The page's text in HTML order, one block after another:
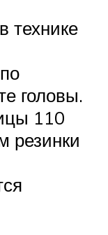
технике
головы.
110
резинки